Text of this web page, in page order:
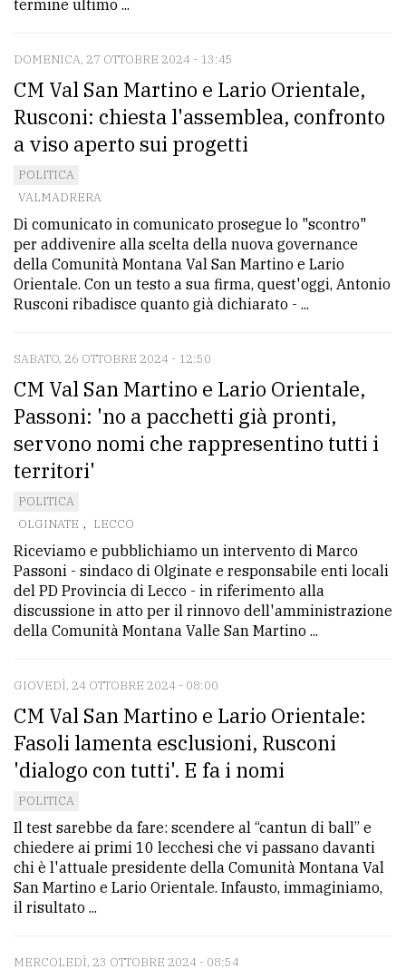
termine ultimo ...
DOMENICA, 27 OTTOBRE 2024 - 13:45
CM Val San Martino e Lario Orientale,
Rusconi: chiesta l'assemblea, confronto
a viso aperto sui progetti
POLITICA
VALMADRERA
Di comunicato in comunicato prosegue lo "scontro"
per addivenire alla scelta della nuova governance
della Comunità Montana Val San Martino e Lario
Orientale. Con un testo a sua firma, quest'oggi, Antonio
Rusconi ribadisce quanto già dichiarato - ...
SABATO, 26 OTTOBRE 2024 - 12:50
CM Val San Martino e Lario Orientale,
Passoni: 'no a pacchetti già pronti,
servono nomi che rappresentino tutti i
territori'
POLITICA
OLGINATE , LECCO
Riceviamo e pubblichiamo un intervento di Marco
Passoni - sindaco di Olginate e responsabile enti locali
del PD Provincia di Lecco - in riferimento alla
discussione in atto per il rinnovo dell'amministrazione
della Comunità Montana Valle San Martino ...
GIOVEDÌ, 24 OTTOBRE 2024 - 08:00
CM Val San Martino e Lario Orientale:
Fasoli lamenta esclusioni, Rusconi
'dialogo con tutti'. E fa i nomi
POLITICA
Il test sarebbe da fare: scendere al “cantun di ball” e
chiedere ai primi 10 lecchesi che vi passano davanti
chi è l'attuale presidente della Comunità Montana Val
San Martino e Lario Orientale. Infausto, immaginiamo,
il risultato ...
MERCOLEDÌ, 23 OTTOBRE 2024 - 08:54